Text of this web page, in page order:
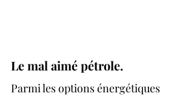
Le mal aimé pétrole.
Parmi les options énergétiques